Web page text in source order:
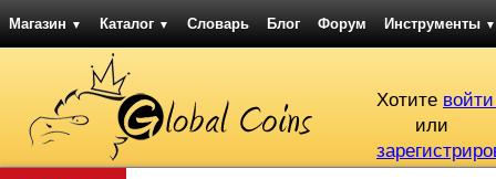
Магазин ▼ Каталог ▼ Словарь Блог Форум Инструменты ▼
Хотите
или